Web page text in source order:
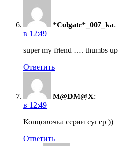
*Colgate*_007_ka:
в 12:49
super my friend …. thumbs
Ответить
M@DM@X:
в 12:49
Концовочка серии супер ))
Ответить